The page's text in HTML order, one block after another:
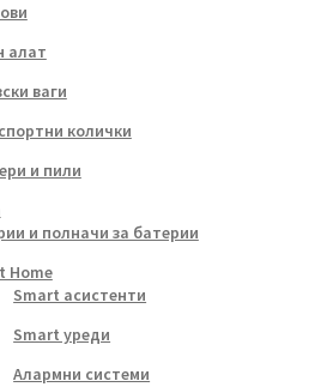
алат
ваги
колички
и пили
и полначи за батерии
Home
Smart асистенти
Smart уреди
Алармни системи